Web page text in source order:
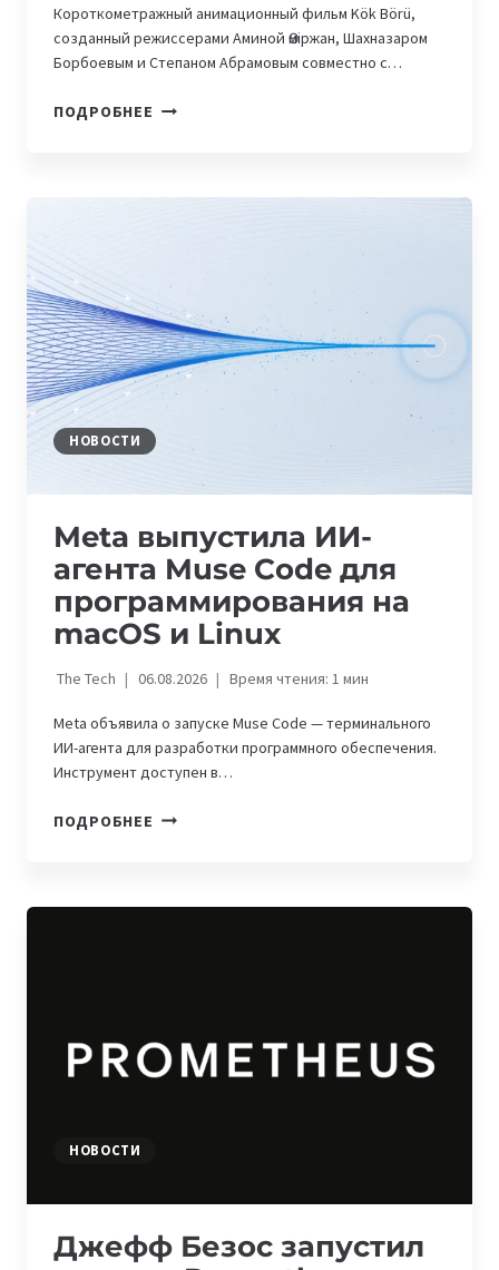
Короткометражный анимационный фильм Kök Börü,
созданный режиссерами Аминой Өміржан, Шахназаром
Борбоевым и Степаном Абрамовым совместно с…
ПОДРОБНЕЕ HIGGSFIELD
SIGGRAPH
2026
НОВОСТИ
Meta выпустила ИИ-
агента Muse Code для
программирования на
macOS и Linux
The Tech 06.08.2026 Время чтения: 1мин
Meta объявила о запуске Muse Code — терминального
ИИ-агента для разработки программного обеспечения.
Инструмент доступен в…
ПОДРОБНЕЕ META
MACOS
И
НОВОСТИ
Джефф Безос запустил